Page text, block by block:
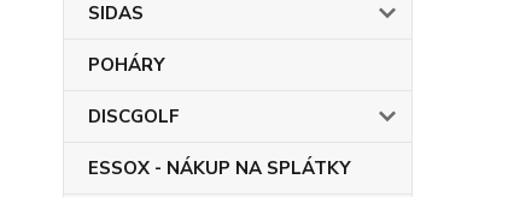
SIDAS
POHÁRY
DISCGOLF
ESSOX - NÁKUP NA SPLÁTKY